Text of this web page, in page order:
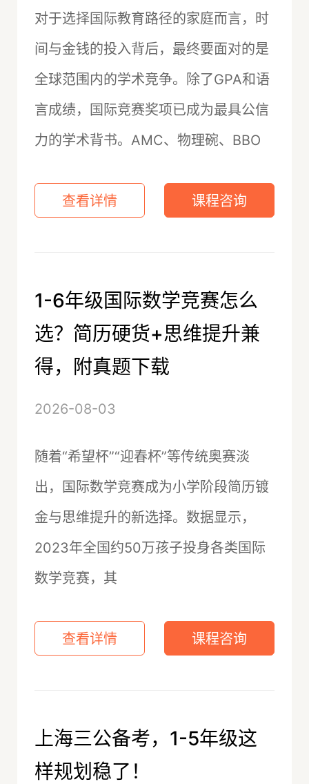
对于选择国际教育路径的家庭而言，时
间与金钱的投入背后，最终要面对的是
全球范围内的学术竞争。除了GPA和语
言成绩，国际竞赛奖项已成为最具公信
力的学术背书。AMC、物理碗、BBO
查看详情 课程咨询
1-6年级国际数学竞赛怎么
选？简历硬货+思维提升兼
得，附真题下载
2026-08-03
随着“希望杯”“迎春杯”等传统奥赛淡
出，国际数学竞赛成为小学阶段简历镀
金与思维提升的新选择。数据显示，
2023年全国约50万孩子投身各类国际
数学竞赛，其
查看详情 课程咨询
上海三公备考，1-5年级这
样规划稳了！